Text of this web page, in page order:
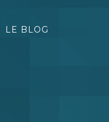
LE BLOG